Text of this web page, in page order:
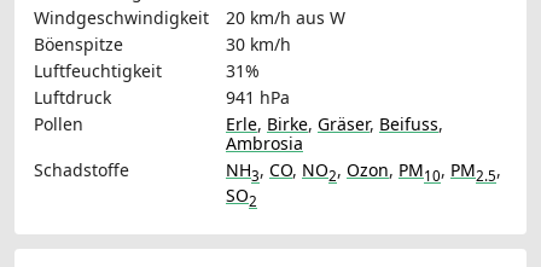
Windgeschwindigkeit
20 km/h aus W
Böenspitze
30 km/h
Luftfeuchtigkeit
31%
Luftdruck
941 hPa
Pollen
Erle, Birke, Gräser, Beifuss,
Ambrosia
Schadstoffe
NH3, CO, NO2, Ozon, PM10, PM2.5,
SO2